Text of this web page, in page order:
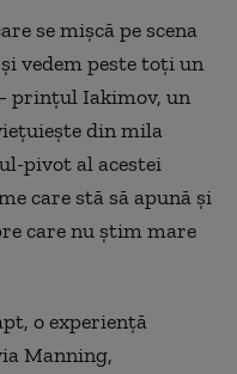
se mișcă pe scena
vedem peste toți un
prințul Iakimov, un
din mila
pivot al acestei
care stă să apună și
care nu știm mare
o experiență
Manning,